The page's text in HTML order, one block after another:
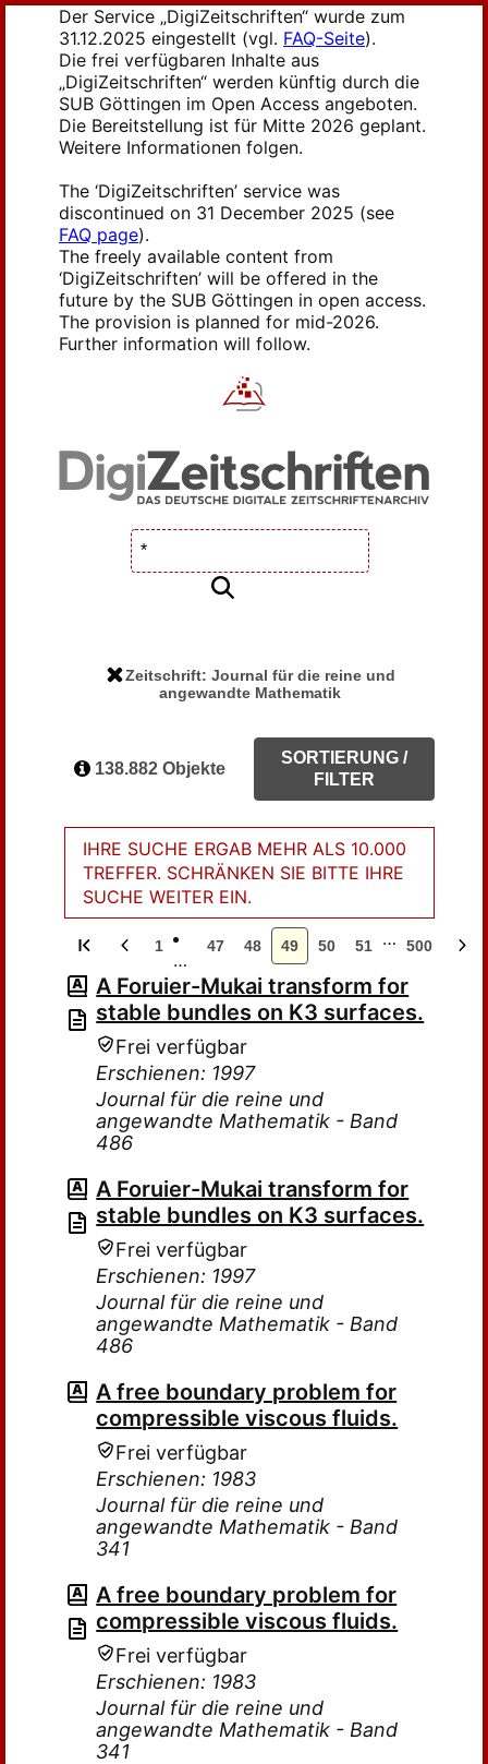
Der Service „DigiZeitschriften“ wurde zum
31.12.2025 eingestellt (vgl. FAQ-Seite).
Die frei verfügbaren Inhalte aus
„DigiZeitschriften“ werden künftig durch die
SUB Göttingen im Open Access angeboten.
Die Bereitstellung ist für Mitte 2026 geplant.
Weitere Informationen folgen.
The ‘DigiZeitschriften’ service was
discontinued on 31 December 2025 (see
FAQ page).
The freely available content from
‘DigiZeitschriften’ will be offered in the
future by the SUB Göttingen in open access.
The provision is planned for mid-2026.
Further information will follow.
Zeitschrift: Journal für die reine und
angewandte Mathematik
138.882 Objekte
SORTIERUNG /
FILTER
IHRE SUCHE ERGAB MEHR ALS 10.000
TREFFER. SCHRÄNKEN SIE BITTE IHRE
SUCHE WEITER EIN.
1
…
47 48 49 50 51 … 500
A Foruier-Mukai transform for
stable bundles on K3 surfaces.
Frei verfügbar
Erschienen: 1997
Journal für die reine und
angewandte Mathematik - Band
486
A Foruier-Mukai transform for
stable bundles on K3 surfaces.
Frei verfügbar
Erschienen: 1997
Journal für die reine und
angewandte Mathematik - Band
486
A free boundary problem for
compressible viscous fluids.
Frei verfügbar
Erschienen: 1983
Journal für die reine und
angewandte Mathematik - Band
341
A free boundary problem for
compressible viscous fluids.
Frei verfügbar
Erschienen: 1983
Journal für die reine und
angewandte Mathematik - Band
341